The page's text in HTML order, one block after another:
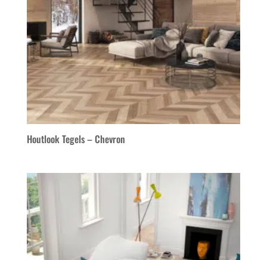
Houtlook Tegels – Chevron